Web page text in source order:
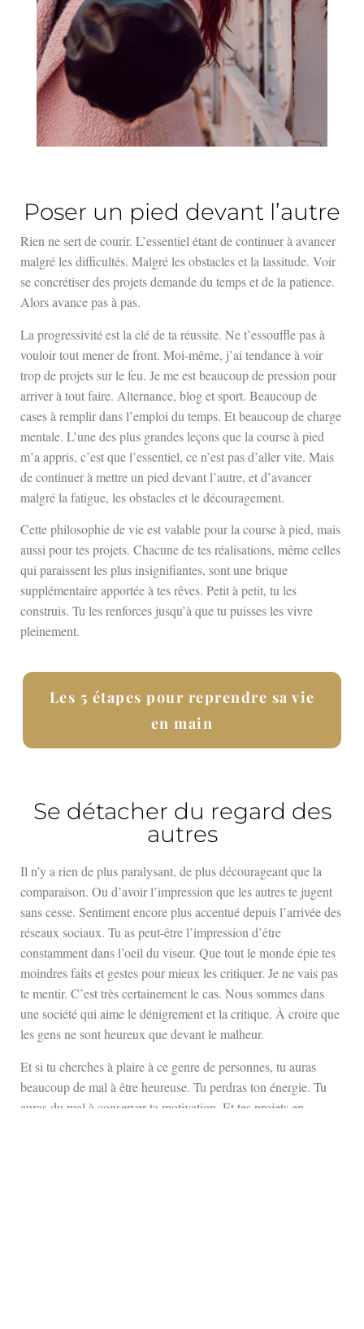
Poser un pied devant l’autre
Rien ne sert de courir. L’essentiel étant de continuer à avancer
malgré les difficultés. Malgré les obstacles et la lassitude. Voir
se concrétiser des projets demande du temps et de la patience.
Alors avance pas à pas.
La progressivité est la clé de ta réussite. Ne t’essouffle pas à
vouloir tout mener de front. Moi-même, j’ai tendance à voir
trop de projets sur le feu. Je me est beaucoup de pression pour
arriver à tout faire. Alternance, blog et sport. Beaucoup de
cases à remplir dans l’emploi du temps. Et beaucoup de charge
mentale. L’une des plus grandes leçons que la course à pied
m’a appris, c’est que l’essentiel, ce n’est pas d’aller vite. Mais
de continuer à mettre un pied devant l’autre, et d’avancer
malgré la fatigue, les obstacles et le découragement.
Cette philosophie de vie est valable pour la course à pied, mais
aussi pour tes projets. Chacune de tes réalisations, même celles
qui paraissent les plus insignifiantes, sont une brique
supplémentaire apportée à tes rêves. Petit à petit, tu les
construis. Tu les renforces jusqu’à que tu puisses les vivre
pleinement.
Les 5 étapes pour reprendre sa vie
en main
Se détacher du regard des
autres
Il n’y a rien de plus paralysant, de plus décourageant que la
comparaison. Ou d’avoir l’impression que les autres te jugent
sans cesse. Sentiment encore plus accentué depuis l’arrivée des
réseaux sociaux. Tu as peut-être l’impression d’être
constamment dans l’oeil du viseur. Que tout le monde épie tes
moindres faits et gestes pour mieux les critiquer. Je ne vais pas
te mentir. C’est très certainement le cas. Nous sommes dans
une société qui aime le dénigrement et la critique. À croire que
les gens ne sont heureux que devant le malheur.
Et si tu cherches à plaire à ce genre de personnes, tu auras
beaucoup de mal à être heureuse. Tu perdras ton énergie. Tu
auras du mal à conserver ta motivation. Et tes projets en